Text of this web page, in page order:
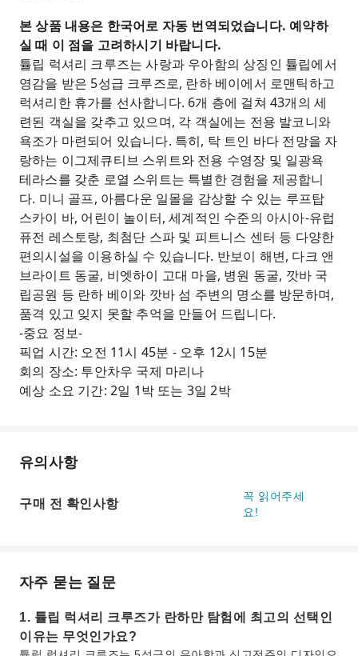
본 상품 내용은 한국어로 자동 번역되었습니다. 예약하
실 때 이 점을 고려하시기 바랍니다.
튤립 럭셔리 크루즈는 사랑과 우아함의 상징인 튤립에서
영감을 받은 5성급 크루즈로, 란하 베이에서 로맨틱하고
럭셔리한 휴가를 선사합니다. 6개 층에 걸쳐 43개의 세
련된 객실을 갖추고 있으며, 각 객실에는 전용 발코니와
욕조가 마련되어 있습니다. 특히, 탁 트인 바다 전망을 자
랑하는 이그제큐티브 스위트와 전용 수영장 및 일광욕
테라스를 갖춘 로열 스위트는 특별한 경험을 제공합니
다. 미니 골프, 아름다운 일몰을 감상할 수 있는 루프탑
스카이 바, 어린이 놀이터, 세계적인 수준의 아시아-유럽
퓨전 레스토랑, 최첨단 스파 및 피트니스 센터 등 다양한
편의시설을 이용하실 수 있습니다. 반보이 해변, 다크 앤
브라이트 동굴, 비엣하이 고대 마을, 병원 동굴, 깟바 국
립공원 등 란하 베이와 깟바 섬 주변의 명소를 방문하며,
품격 있고 잊지 못할 추억을 만들어 드립니다.
-중요 정보-
픽업 시간: 오전 11시 45분 - 오후 12시 15분
회의 장소: 투안차우 국제 마리나
예상 소요 기간: 2일 1박 또는 3일 2박
유의사항
구매 전 확인사항
꼭 읽어주세
요!
자주 묻는 질문
1. 튤립 럭셔리 크루즈가 란하만 탐험에 최고의 선택인
이유는 무엇인가요?